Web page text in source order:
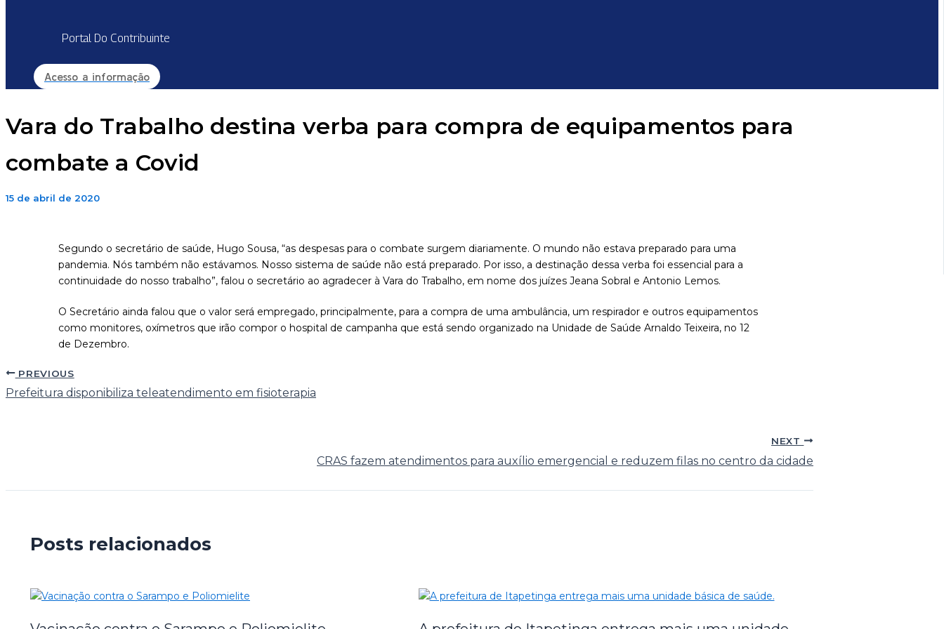
Portal Do Contribuinte
Acesso a informação
Vara do Trabalho destina verba para compra de equipamentos para
combate a Covid
15 de abril de 2020
Segundo o secretário de saúde, Hugo Sousa, “as despesas para o combate surgem diariamente. O mundo não estava preparado para uma
pandemia. Nós também não estávamos. Nosso sistema de saúde não está preparado. Por isso, a destinação dessa verba foi essencial para a
continuidade do nosso trabalho”, falou o secretário ao agradecer à Vara do Trabalho, em nome dos juízes Jeana Sobral e Antonio Lemos.
O Secretário ainda falou que o valor será empregado, principalmente, para a compra de uma ambulância, um respirador e outros equipamentos
como monitores, oxímetros que irão compor o hospital de campanha que está sendo organizado na Unidade de Saúde Arnaldo Teixeira, no 12
de Dezembro.
PREVIOUS
Prefeitura disponibiliza teleatendimento em fisioterapia
NEXT
CRAS fazem atendimentos para auxílio emergencial e reduzem filas no centro da cidade
Posts relacionados